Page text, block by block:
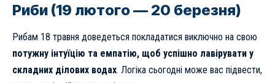
Риби (19 лютого — 20 березня)
Рибам 18 травня доведеться покладатися виключно на свою
потужну інтуїцію та емпатію, щоб успішно лавірувати у
складних ділових водах. Логіка сьогодні може вас підвести,